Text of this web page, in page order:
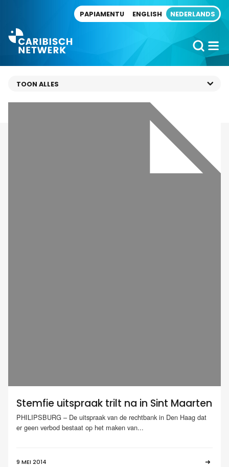
PAPIAMENTU ENGLISH NEDERLANDS
Stemfie uitspraak trilt na in Sint Maarten
PHILIPSBURG – De uitspraak van de rechtbank in Den Haag dat
er geen verbod bestaat op het maken van...
9 MEI 2014